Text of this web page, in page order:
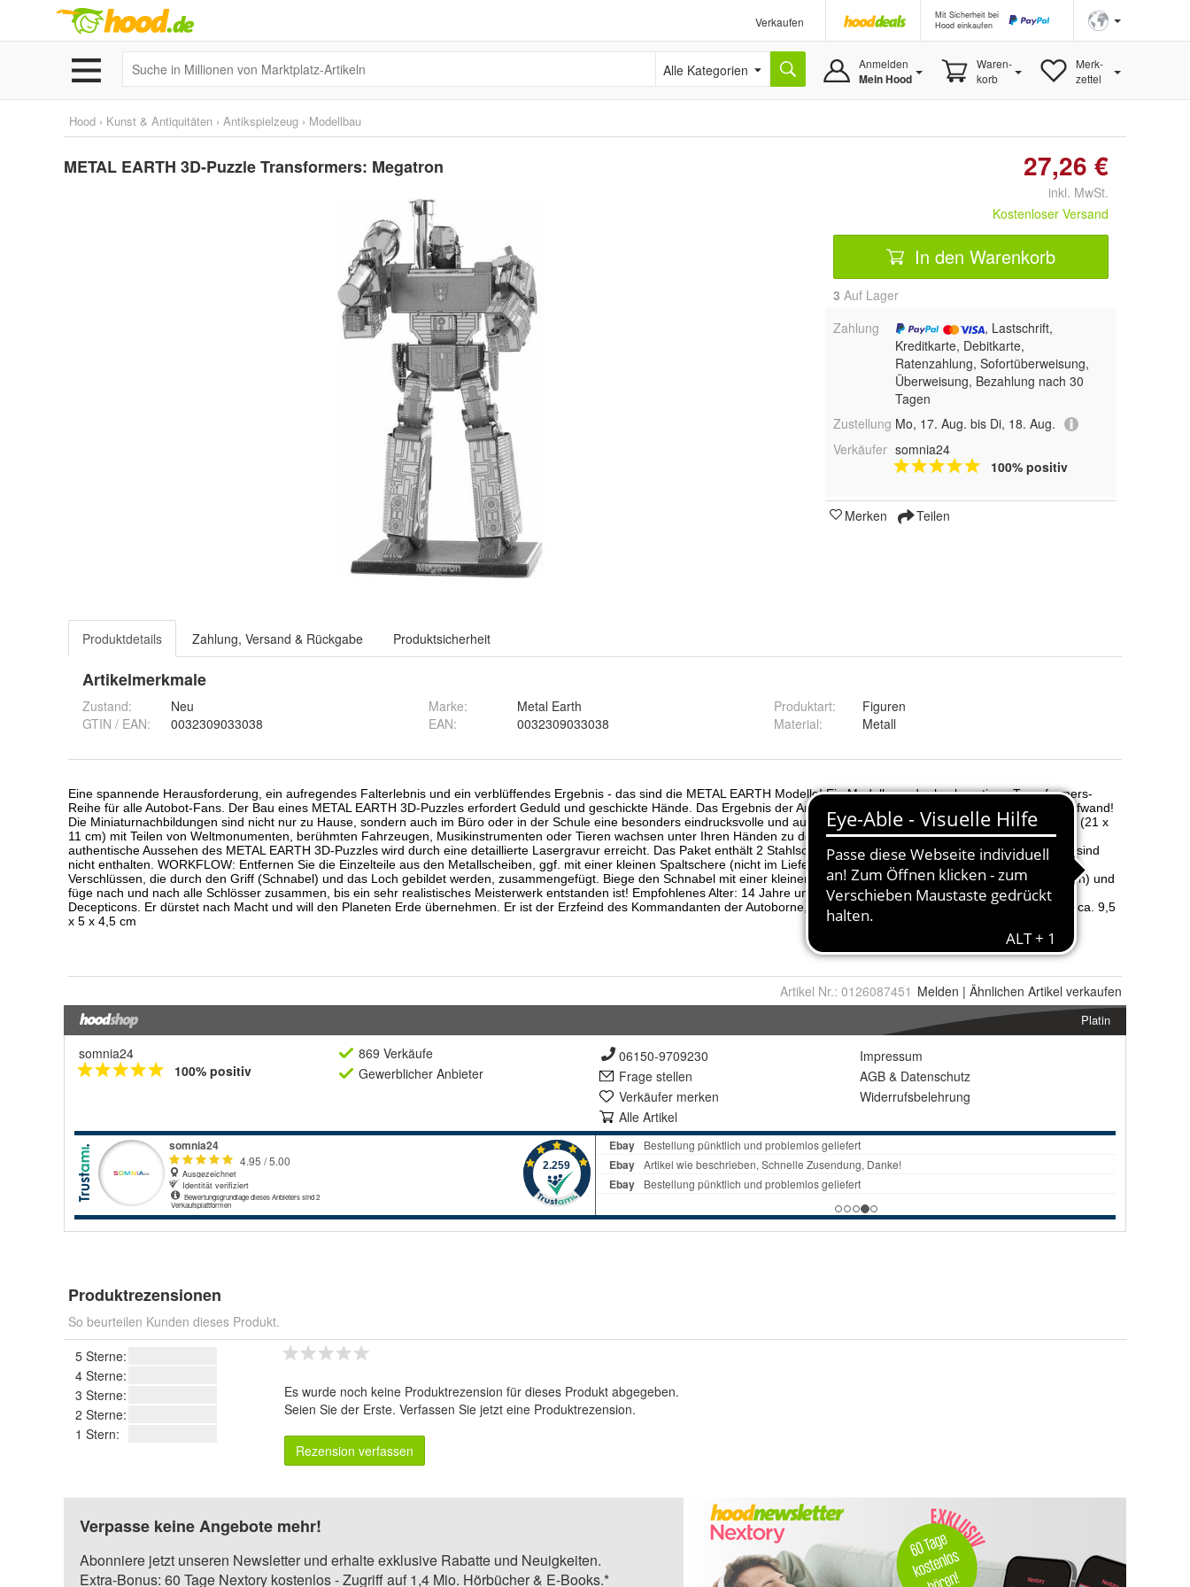
Verkaufen
Mit Sicherheit bei
Hood einkaufen
Alle Kategorien Anmelden
Mein Hood
Waren-
korb
Merk-
zettel
Hood › Kunst & Antiquitäten › Antikspielzeug › Modellbau
METAL EARTH 3D-Puzzle Transformers: Megatron 27,26 €
inkl. MwSt.
Kostenloser Versand
In den Warenkorb
3 Auf Lager
Zahlung
, Lastschrift,
Kreditkarte, Debitkarte,
Ratenzahlung, Sofortüberweisung,
Überweisung, Bezahlung nach 30
Tagen
Zustellung Mo, 17. Aug. bis Di, 18. Aug.
Verkäufer somnia24
100% positiv
Merken Teilen
Produktdetails Zahlung, Versand & Rückgabe Produktsicherheit
Artikelmerkmale
Zustand:
Neu
GTIN / EAN:
0032309033038
Marke:
Metal Earth
EAN: 0032309033038
Produktart:
Figuren
Material: Metall
Artikel Nr.: 0126087451 Melden | Ähnlichen Artikel verkaufen
Platin
somnia24
100% positiv
869 Verkäufe
Gewerblicher Anbieter
06150-9709230
Frage stellen
Verkäufer merken
Alle Artikel
Impressum
AGB & Datenschutz
Widerrufsbelehrung
Produktrezensionen
So beurteilen Kunden dieses Produkt.
5 Sterne:
4 Sterne:
3 Sterne:
2 Sterne:
1 Stern:
Es wurde noch keine Produktrezension für dieses Produkt abgegeben.
Seien Sie der Erste. Verfassen Sie jetzt eine Produktrezension.
Rezension verfassen
Verpasse keine Angebote mehr!
Abonniere jetzt unseren Newsletter und erhalte exklusive Rabatte und Neuigkeiten.
Extra-Bonus: 60 Tage Nextory kostenlos - Zugriff auf 1,4 Mio. Hörbücher & E-Books.*